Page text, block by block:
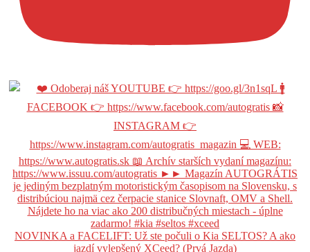
NOVINKA a FACELIFT: Už ste počuli o Kia SELTOS? A ako
jazdí vylepšený XCeed? (Prvá Jazda)